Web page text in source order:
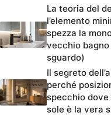
La teoria del
l’elemento
spezza la
vecchio
sguardo)
Il segreto
perché
specchio
sole è la vera